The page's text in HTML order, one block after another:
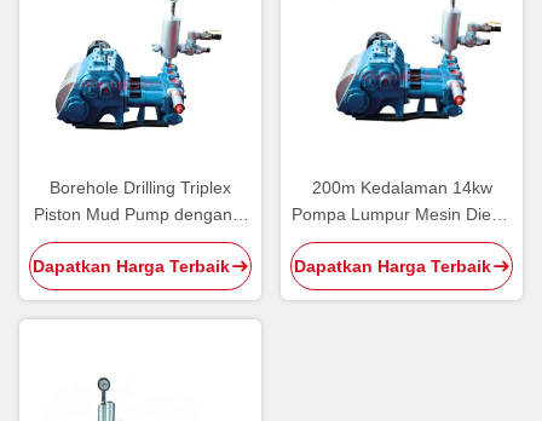
Borehole Drilling Triplex
Piston Mud Pump dengan 3
Bore dan 4 Gear Speed
Dapatkan Harga Terbaik
200m Kedalaman 14kw
Pompa Lumpur Mesin Diesel
Untuk Pengeboran Sumur
Air 480kg Berat
Dapatkan Harga Terbaik